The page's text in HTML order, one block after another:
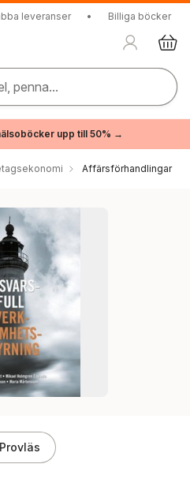
leveranser • Billiga böcker
penna...
upp till 50% →
Affärsförhandlingar
Provläs